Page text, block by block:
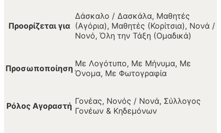
Προορίζεται για
Δάσκαλο / Δασκάλα, Μαθητές
(Αγόρια), Μαθητές (Κορίτσια), Νονά /
Νονό, Όλη την Τάξη (Ομαδικά)
Προσωποποίηση Με Λογότυπο, Με Μήνυμα, Με
Όνομα, Με Φωτογραφία
Ρόλος Αγοραστή Γονέας, Νονός / Νονά, Σύλλογος
Γονέων & Κηδεμόνων